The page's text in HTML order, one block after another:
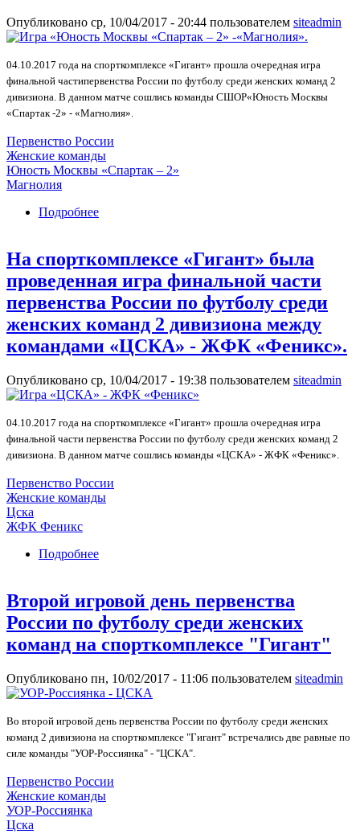
Опубликовано ср, 10/04/2017 - 20:44 пользователем siteadmin
04.10.2017 года на спорткомплексе «Гигант» прошла очередная игра
финальной частипервенства России по футболу среди женских команд 2
дивизиона. В данном матче сошлись команды СШОР«Юность Москвы
«Спартак -2» - «Магнолия».
Первенство России
Женские команды
Юность Москвы «Спартак – 2»
Магнолия
Подробнее
дивизиона между командами «Юность
Москвы «Спартак – 2» -«Магнолия».
На спорткомплексе «Гигант» была
проведенная игра финальной части
первенства России по футболу среди
женских команд 2 дивизиона между
командами «ЦСКА» - ЖФК «Феникс».
Опубликовано ср, 10/04/2017 - 19:38 пользователем siteadmin
04.10.2017 года на спорткомплексе «Гигант» прошла очередная игра
финальной части первенства России по футболу среди женских команд 2
дивизиона. В данном матче сошлись команды «ЦСКА» - ЖФК «Феникс».
Первенство России
Женские команды
Цска
ЖФК Феникс
Подробнее
дивизиона между командами «ЦСКА» - ЖФК
«Феникс».
Второй игровой день первенства
России по футболу среди женских
команд на спорткомплексе "Гигант"
Опубликовано пн, 10/02/2017 - 11:06 пользователем siteadmin
Во второй игровой день первенства России по футболу среди женских
команд 2 дивизиона на спорткомплексе "Гигант" встречались две равные по
силе команды "УОР-Россиянка" - "ЦСКА".
Первенство России
Женские команды
УОР-Россиянка
Цска